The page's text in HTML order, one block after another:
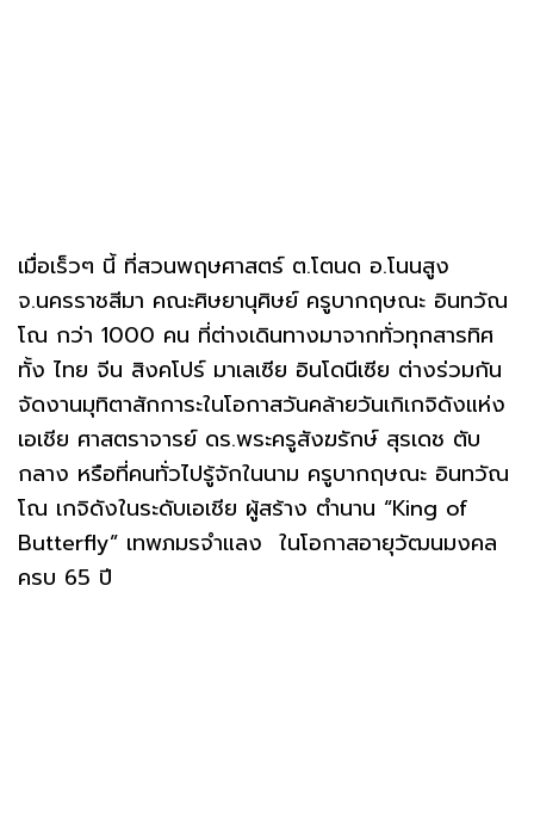
เมื่อเร็วๆ นี้ ที่สวนพฤษศาสตร์ ต.โตนด อ.โนนสูง
จ.นครราชสีมา คณะศิษยานุศิษย์ ครูบากฤษณะ อินทวัณ
โณ กว่า 1000 คน ที่ต่างเดินทางมาจากทั่วทุกสารทิศ
ทั้ง ไทย จีน สิงคโปร์ มาเลเซีย อินโดนีเซีย ต่างร่วมกัน
จัดงานมุทิตาสักการะในโอกาสวันคล้ายวันเกิเกจิดังแห่ง
เอเชีย ศาสตราจารย์ ดร.พระครูสังฆรักษ์ สุรเดช ตับ
กลาง หรือที่คนทั่วไปรู้จักในนาม ครูบากฤษณะ อินทวัณ
โณ เกจิดังในระดับเอเชีย ผู้สร้าง ตำนาน “King of
Butterfly” เทพภมรจำแลง ในโอกาสอายุวัฒนมงคล
ครบ 65 ปี